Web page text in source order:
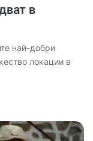
в
най-добри
локации в